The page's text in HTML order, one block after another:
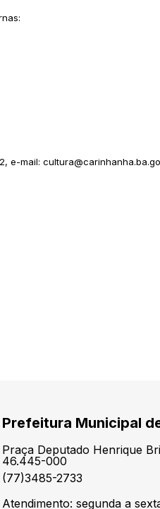
e-mail:
Prefeitura Municipal
Praça Deputado Henrique
46.445-000
(77)3485-2733
Atendimento: segunda a